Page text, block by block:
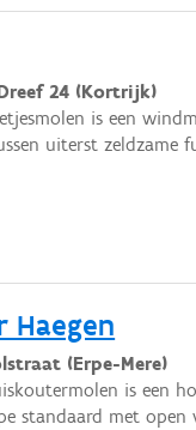
24 (Kortrijk)
is een
uiterst zeldzame
Haegen
(Erpe-Mere)
is een
standaard met open